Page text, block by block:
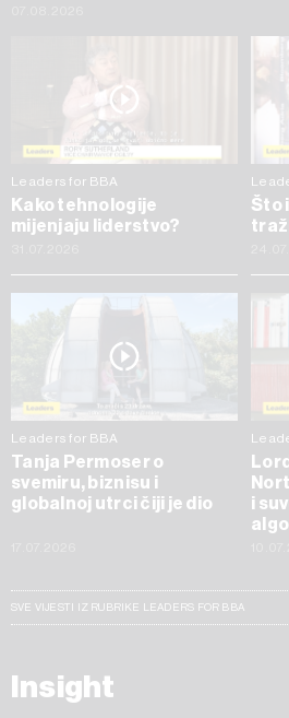
Leaders for BBA
Kako tehnologije
mijenjaju liderstvo?
Što
Leaders for BBA
Tanja Permoser o
svemiru, biznisu i
globalnoj utrci čiji je dio
i
SVE VIJESTI IZ RUBRIKE LEADERS FOR BBA
Insight